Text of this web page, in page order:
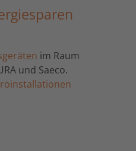
im Raum
und Saeco.